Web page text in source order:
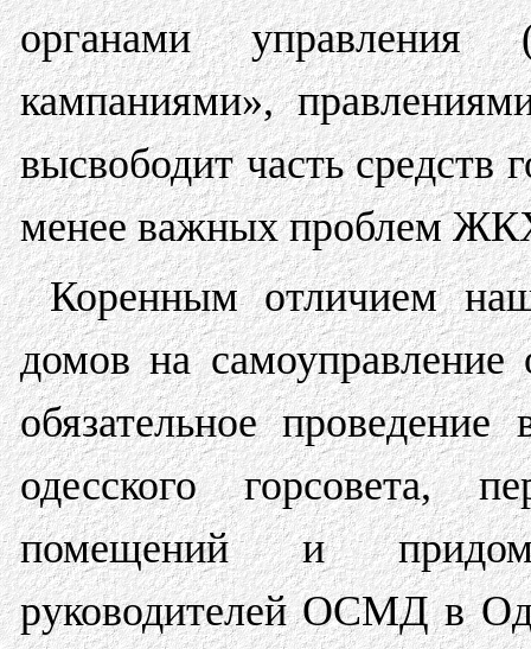
органами управления
кампаниями»,
высвободит часть средств
менее важных проблем
Коренным отличием
домов на
обязательное
одесского горсовета,
помещений и
руководителей ОСМД в